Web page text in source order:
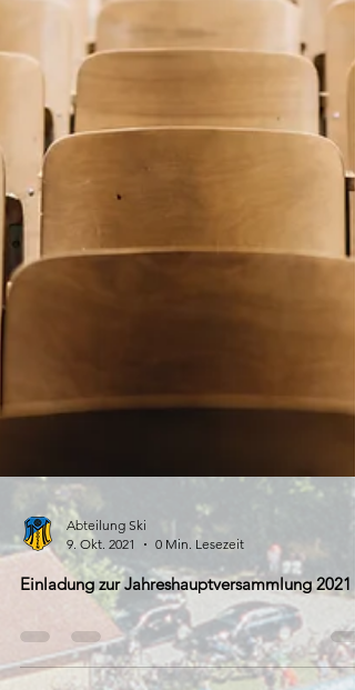
Abteilung Ski
9. Okt. 2021
0 Min. Lesezeit
Einladung zur Jahreshauptversammlung 2021